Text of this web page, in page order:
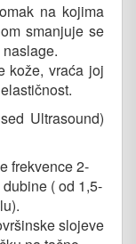
na kojima
smanjuje se
kože, vraća joj
Ultrasound)
frekvence 2-
( od 1,5-
slojeve